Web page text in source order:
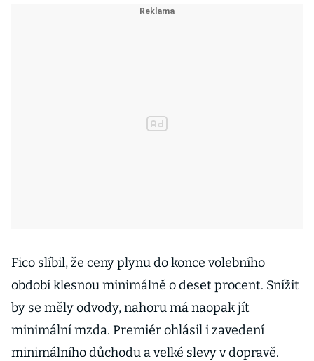
Fico slíbil, že ceny plynu do konce volebního
období klesnou minimálně o deset procent. Snížit
by se měly odvody, nahoru má naopak jít
minimální mzda. Premiér ohlásil i zavedení
minimálního důchodu a velké slevy v dopravě.